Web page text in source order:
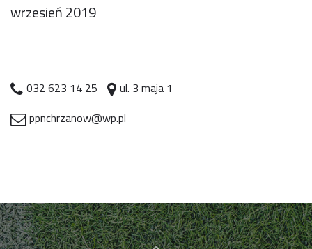
wrzesień 2019
032 623 14 25
ul. 3 maja 1
ppnchrzanow@wp.pl